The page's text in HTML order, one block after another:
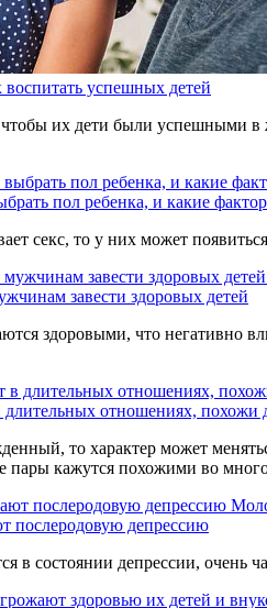
успешных детей
их дети были успешными
пол ребенка, и какие
секс, то у них может
завести здоровых детей
здоровыми, что негативно
отношениях, похожи
то характер может
кажутся похожими во
послеродовую депрессию
в состоянии депрессии, очень